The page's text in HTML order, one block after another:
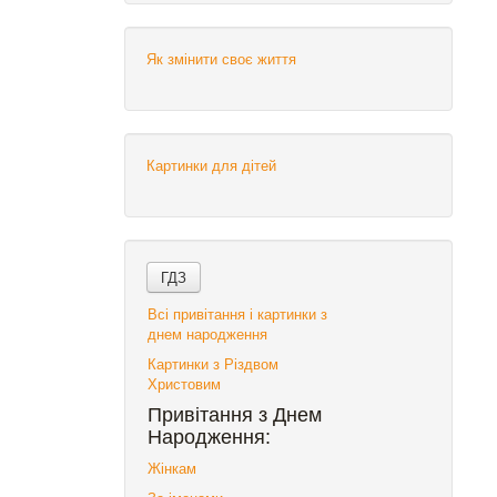
Як змінити своє життя
Картинки для дітей
Всі привітання і картинки з
днем народження
Картинки з Різдвом
Христовим
Привітання з Днем
Народження:
Жінкам